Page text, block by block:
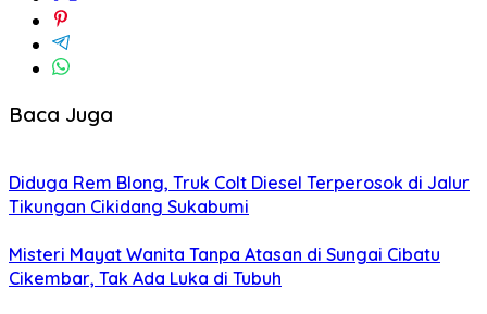
Baca Juga
Diduga Rem Blong, Truk Colt Diesel Terperosok di Jalur
Tikungan Cikidang Sukabumi
Misteri Mayat Wanita Tanpa Atasan di Sungai Cibatu
Cikembar, Tak Ada Luka di Tubuh